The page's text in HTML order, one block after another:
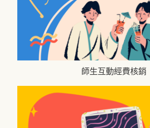
師生互動經費核銷